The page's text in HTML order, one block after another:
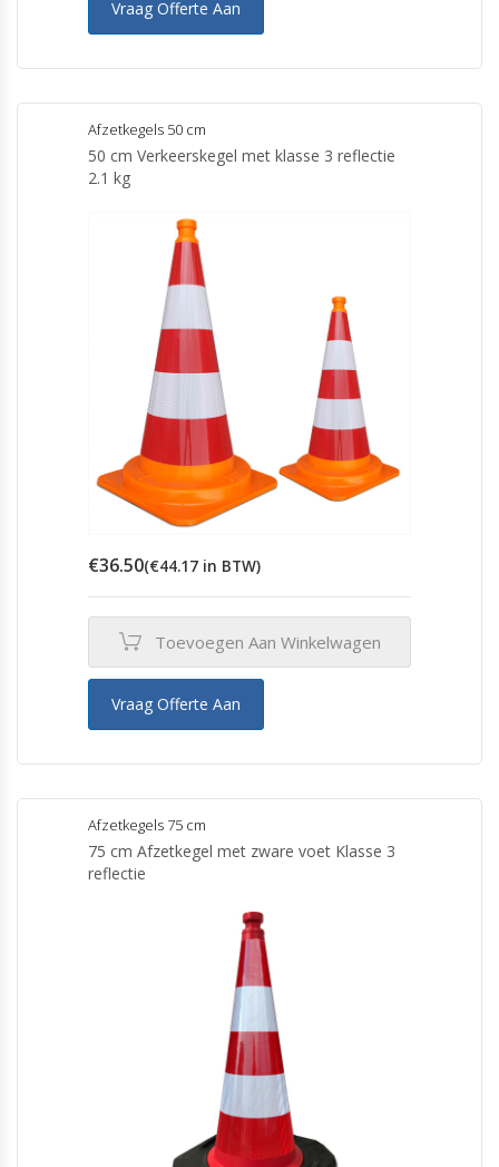
Vraag Offerte Aan
Afzetkegels 50 cm
50 cm Verkeerskegel met klasse 3 reflectie
2.1 kg
€36.50(€44.17 in BTW)
Toevoegen Aan Winkelwagen
Vraag Offerte Aan
Afzetkegels 75 cm
75 cm Afzetkegel met zware voet Klasse 3
reflectie